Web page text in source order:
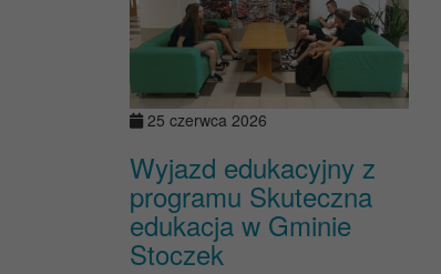
25 czerwca 2026
Wyjazd edukacyjny z
programu Skuteczna
edukacja w Gminie
Stoczek